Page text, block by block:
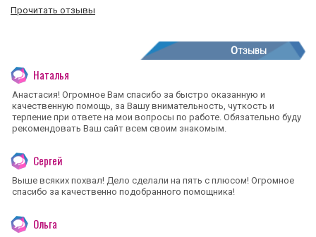
Прочитать отзывы
Отзывы
Наталья
Анастасия! Огромное Вам спасибо за быстро оказанную и
качественную помощь, за Вашу внимательность, чуткость и
терпение при ответе на мои вопросы по работе. Обязательно буду
рекомендовать Ваш сайт всем своим знакомым.
Сергей
Выше всяких похвал! Дело сделали на пять с плюсом! Огромное
спасибо за качественно подобранного помощника!
Ольга